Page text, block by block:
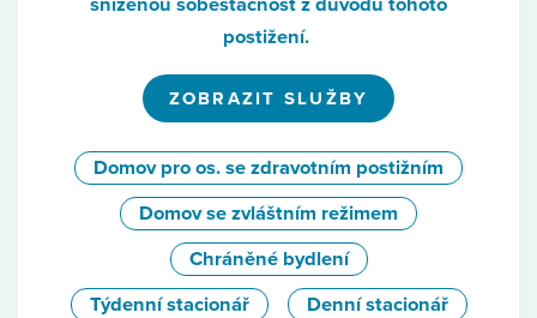
sníženou soběstačnost z důvodu tohoto
postižení.
ZOBRAZIT SLUŽBY
Domov pro os. se zdravotním postižním
Domov se zvláštním režimem
Chráněné bydlení
Týdenní stacionář
Denní stacionář